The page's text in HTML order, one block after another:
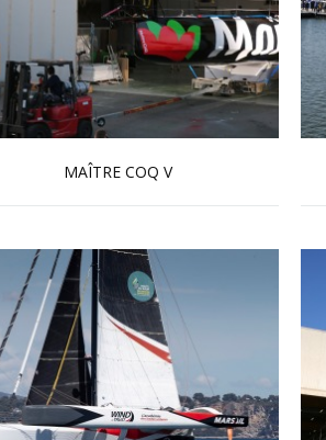
MAÎTRE COQ V
En savoir plus...